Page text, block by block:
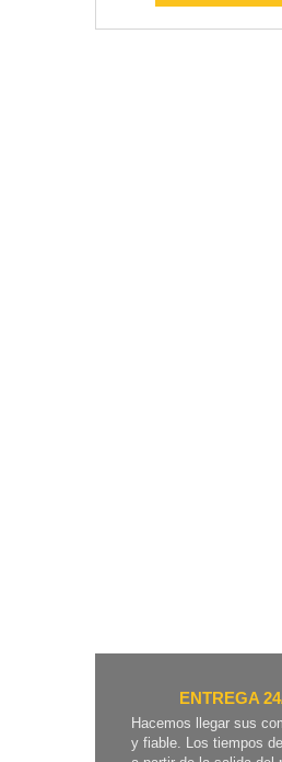
ENTREGA
Hacemos llegar sus
y fiable. Los tiempos